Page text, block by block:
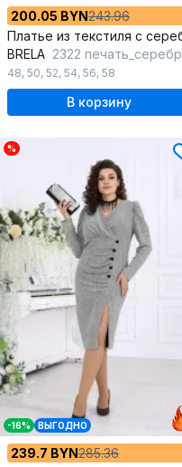
200.05 BYN243.96
BRELA 2322 печать_серебро_черный
48, 50, 52, 54, 56, 58
В корзину
%
-16% ВЫГОДНО
239.7 BYN285.36